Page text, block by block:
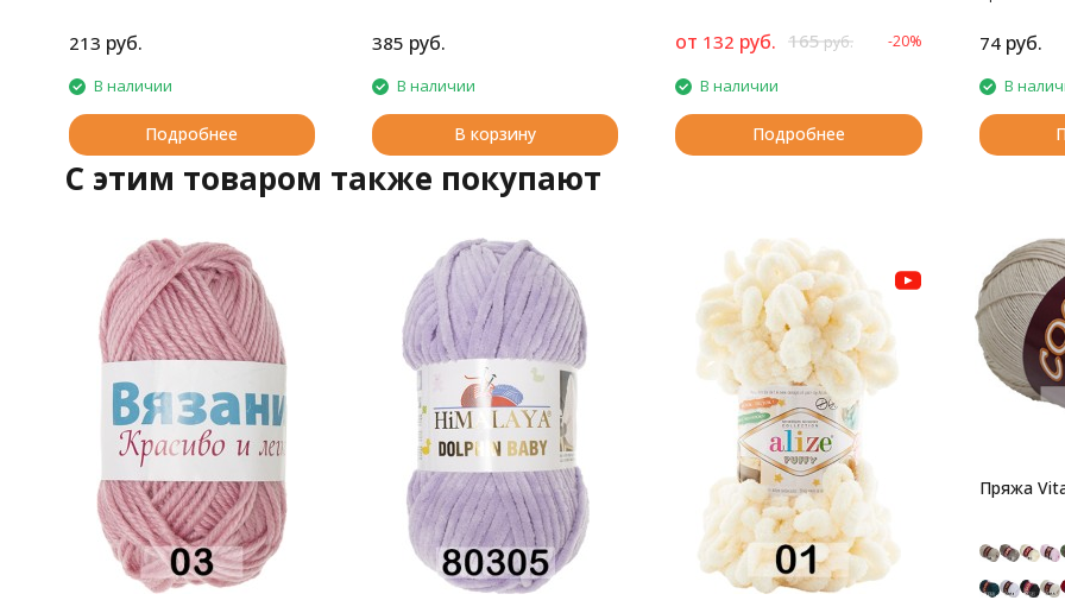
213 руб.
В наличии
Подробнее
385 руб.
В наличии
В корзину
от 132 руб. 165руб. -20%
В наличии
Подробнее
74 руб.
В
C этим товаром также покупают
Пряжа